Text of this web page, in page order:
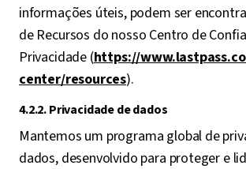
informações úteis, podem ser
de Recursos do nosso Centro de
Privacidade (https://
center/resources).
4.2.2. Privacidade de dados
Mantemos um programa global de
dados, desenvolvido para proteger e